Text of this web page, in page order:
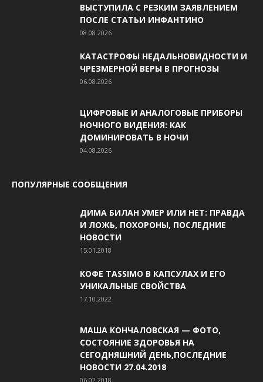
ВЫСТУПИЛА С РЕЗКИМ ЗАЯВЛЕНИЕМ
ПОСЛЕ СТАТЬИ ИНФАНТИНО
08.08.2026
КАТАСТРОФЫ НЕДАЛЬНОВИДНОСТИ И
ЧРЕЗМЕРНОЙ ВЕРЫ В ПРОГНОЗЫ
06.08.2026
ЦИФРОВЫЕ И АНАЛОГОВЫЕ ПРИБОРЫ
НОЧНОГО ВИДЕНИЯ: КАК
ДОМИНИРОВАТЬ В НОЧИ
04.08.2026
ПОПУЛЯРНЫЕ СООБЩЕНИЯ
ДИМА БИЛАН УМЕР ИЛИ НЕТ: ПРАВДА
И ЛОЖЬ, ПОХОРОНЫ, ПОСЛЕДНИЕ
НОВОСТИ
15.01.2018
КОФЕ TASSIMO В КАПСУЛАХ И ЕГО
УНИКАЛЬНЫЕ СВОЙСТВА
17.10.2022
МАША КОНЧАЛОВСКАЯ — ФОТО,
СОСТОЯНИЕ ЗДОРОВЬЯ НА
СЕГОДНЯШНИЙ ДЕНЬ,ПОСЛЕДНИЕ
НОВОСТИ 27.04.2018
06.02.2018